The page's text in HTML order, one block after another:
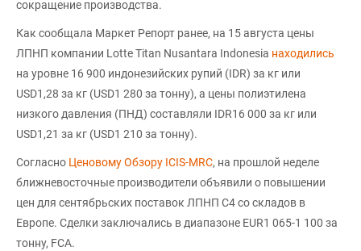
сокращение производства.
Как сообщала Маркет Репорт ранее, на 15 августа цены
ЛПНП компании Lotte Titan Nusantara Indonesia находились
на уровне 16 900 индонезийских рупий (IDR) за кг или
USD1,28 за кг (USD1 280 за тонну), а цены полиэтилена
низкого давления (ПНД) составляли IDR16 000 за кг или
USD1,21 за кг (USD1 210 за тонну).
Согласно Ценовому Обзору ICIS-MRC, на прошлой неделе
ближневосточные производители объявили о повышении
цен для сентябрьских поставок ЛПНП С4 со складов в
Европе. Сделки заключались в диапазоне EUR1 065-1 100 за
тонну, FCA.